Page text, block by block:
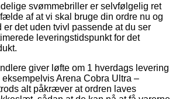
svømmebriller er selvfølgelig ret
af at vi skal bruge din ordre nu og
er det uden tvivl passende at du ser
leveringstidspunkt for det
giver løfte om 1 hverdags levering
Arena Cobra Ultra –
alt påkræver at ordren laves